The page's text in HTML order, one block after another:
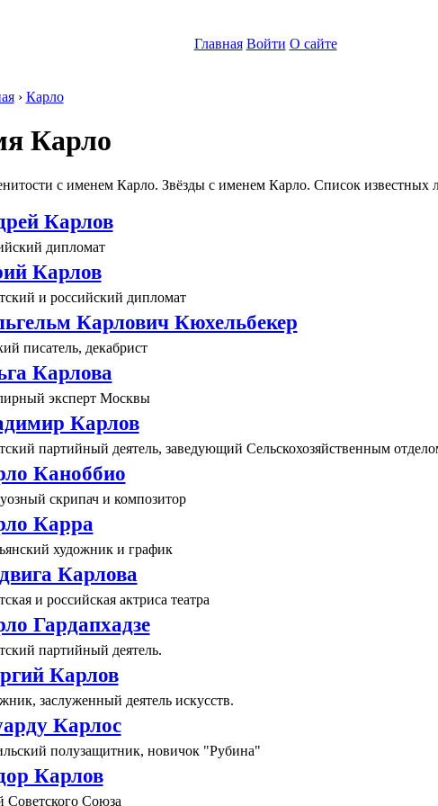
Главная Войти О сайте
› Карло
Карло
с именем Карло. Звёзды с именем Карло. Список известных
Карлов
дипломат
Карлов
и российский дипломат
Карлович Кюхельбекер
писатель, декабрист
Карлова
эксперт Москвы
Карлов
партийный деятель, заведующий Сельскохозяйственным
Каноббио
скрипач и композитор
Карра
художник и график
Карлова
и российская актриса театра
Гардапхадзе
партийный деятель.
Карлов
заслуженный деятель искусств.
Карлос
полузащитник, новичок "Рубина"
Карлов
Советского Союза